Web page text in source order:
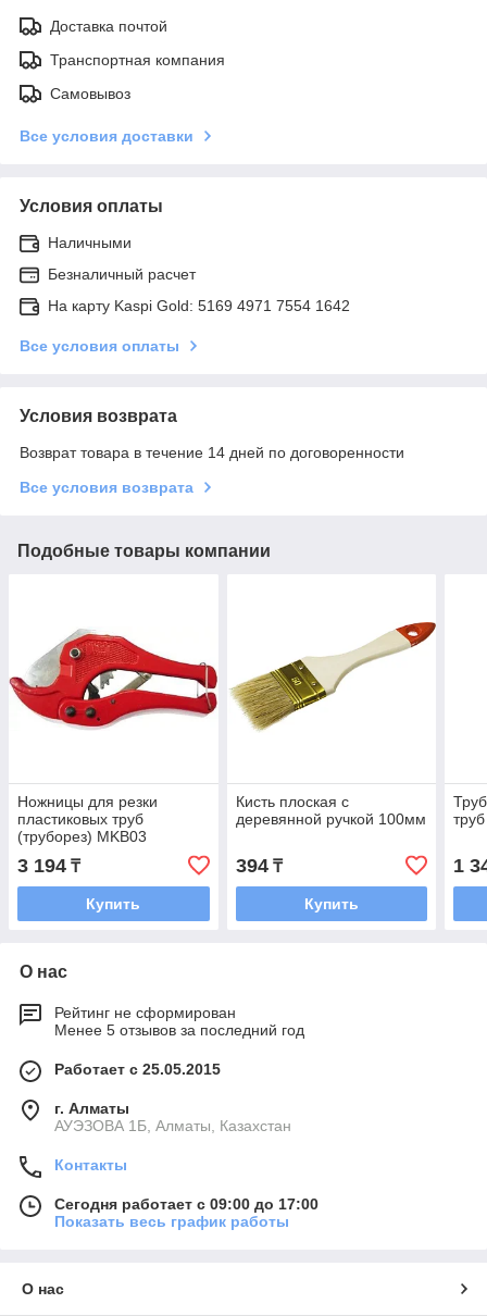
Доставка почтой
Транспортная компания
Самовывоз
Все условия доставки
Условия оплаты
Наличными
Безналичный расчет
На карту Kaspi Gold: 5169 4971 7554 1642
Все условия оплаты
Условия возврата
Возврат товара в течение 14 дней по договоренности
Все условия возврата
Подобные товары компании
Ножницы для резки
пластиковых труб
(труборез) MKB03
3 194 ₸
Купить
Кисть плоская с
деревянной ручкой 100мм
394₸
Купить
1
О нас
Рейтинг не сформирован
Менее 5 отзывов за последний год
Работает с 25.05.2015
г. Алматы
АУЭЗОВА 1Б, Алматы, Казахстан
Контакты
Сегодня работает с 09:00 до 17:00
Показать весь график работы
О нас